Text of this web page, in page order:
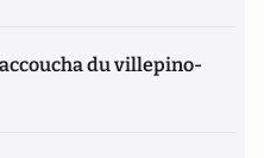
du villepino-